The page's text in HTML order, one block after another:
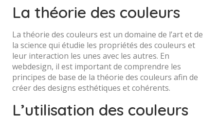
La théorie des couleurs
La théorie des couleurs est un domaine de l’art et de
la science qui étudie les propriétés des couleurs et
leur interaction les unes avec les autres. En
webdesign, il est important de comprendre les
principes de base de la théorie des couleurs afin de
créer des designs esthétiques et cohérents.
L’utilisation des couleurs